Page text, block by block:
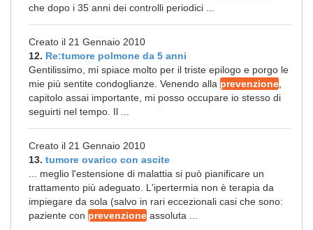
che dopo i 35 anni dei controlli periodici ...
Creato il 21 Gennaio 2010
12. Re:tumore polmone da 5 anni
Gentilissimo, mi spiace molto per il triste epilogo e porgo le
mie più sentite condoglianze. Venendo alla prevenzione
capitolo assai importante, mi posso occupare io stesso di
seguirti nel tempo. Il ...
Creato il 21 Gennaio 2010
13. tumore ovarico con ascite
... meglio l'estensione di malattia si può pianificare un
trattamento più adeguato. L'ipertermia non è terapia da
impiegare da sola (salvo in rari eccezionali casi che sono:
paziente con prevenzione assoluta ...